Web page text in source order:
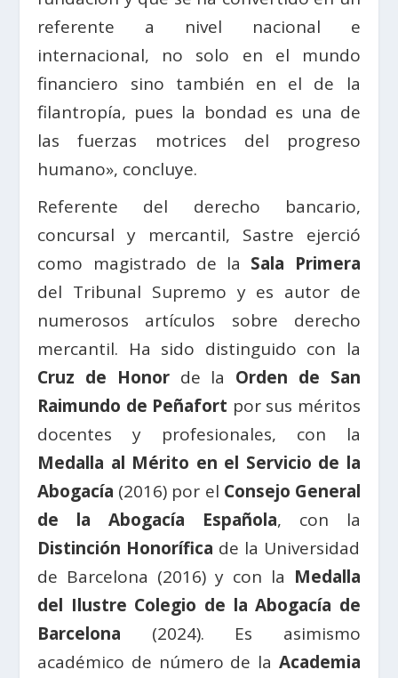
referente a nivel nacional e
internacional, no solo en el mundo
financiero sino también en el de la
filantropía, pues la bondad es una de
las fuerzas motrices del progreso
humano», concluye.
Referente del derecho bancario,
concursal y mercantil, Sastre ejerció
como magistrado de la Sala Primera
del Tribunal Supremo y es autor de
numerosos artículos sobre derecho
mercantil. Ha sido distinguido con la
Cruz de Honor de la Orden de San
Raimundo de Peñafort por sus méritos
docentes y profesionales, con la
Medalla al Mérito en el Servicio de la
Abogacía (2016) por el Consejo General
de la Abogacía Española, con la
Distinción Honorífica de la Universidad
de Barcelona (2016) y con la Medalla
del Ilustre Colegio de la Abogacía de
Barcelona (2024). Es asimismo
académico de número de la Academia